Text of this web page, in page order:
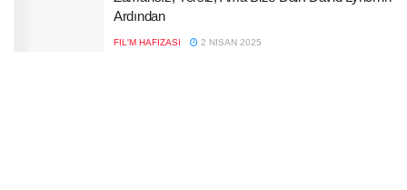
Ardından
FIL'M HAFIZASI 2 NISAN 2025